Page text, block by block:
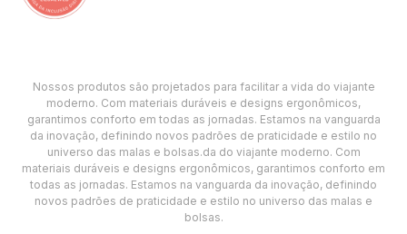
Nossos produtos são projetados para facilitar a vida do viajante
moderno. Com materiais duráveis e designs ergonômicos,
garantimos conforto em todas as jornadas. Estamos na vanguarda
da inovação, definindo novos padrões de praticidade e estilo no
universo das malas e bolsas.da do viajante moderno. Com
materiais duráveis e designs ergonômicos, garantimos conforto em
todas as jornadas. Estamos na vanguarda da inovação, definindo
novos padrões de praticidade e estilo no universo das malas e
bolsas.